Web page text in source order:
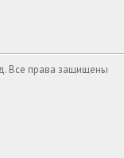
Все права защищены